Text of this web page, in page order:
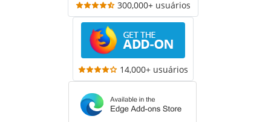
300,000+ usuários
14,000+ usuários